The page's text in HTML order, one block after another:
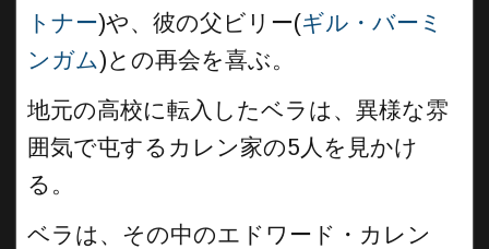
トナー)や、彼の父ビリー(ギル・バーミ
ンガム)との再会を喜ぶ。
地元の高校に転入したベラは、異様な雰
囲気で屯するカレン家の5人を見かけ
る。
ベラは、その中のエドワード・カレン